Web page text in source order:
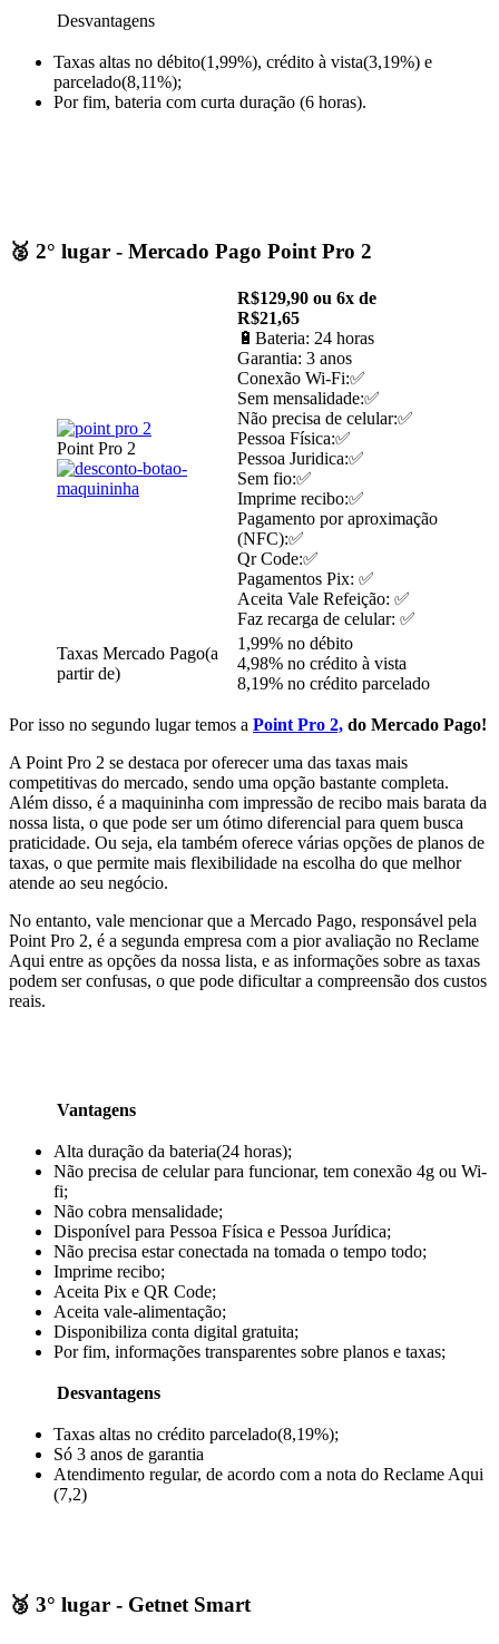
Desvantagens
Taxas altas no débito(1,99%), crédito à vista(3,19%) e
parcelado(8,11%);
Por fim, bateria com curta duração (6 horas).
🥈 2° lugar - Mercado Pago Point Pro 2
Point Pro 2
R$129,90 ou 6x de
R$21,65
🔋Bateria: 24 horas
Garantia: 3 anos
Conexão Wi-Fi:✅
Sem mensalidade:✅
Não precisa de celular:✅
Pessoa Física:✅
Pessoa Juridica:✅
Sem fio:✅
Imprime recibo:✅
Pagamento por aproximação
(NFC):✅
Qr Code:✅
Pagamentos Pix: ✅
Aceita Vale Refeição: ✅
Faz recarga de celular: ✅
Taxas Mercado Pago(a
partir de)
1,99% no débito
4,98% no crédito à vista
8,19% no crédito parcelado
Por isso no segundo lugar temos a Point Pro 2, do Mercado Pago!
A Point Pro 2 se destaca por oferecer uma das taxas mais
competitivas do mercado, sendo uma opção bastante completa.
Além disso, é a maquininha com impressão de recibo mais barata da
nossa lista, o que pode ser um ótimo diferencial para quem busca
praticidade. Ou seja, ela também oferece várias opções de planos de
taxas, o que permite mais flexibilidade na escolha do que melhor
atende ao seu negócio.
No entanto, vale mencionar que a Mercado Pago, responsável pela
Point Pro 2, é a segunda empresa com a pior avaliação no Reclame
Aqui entre as opções da nossa lista, e as informações sobre as taxas
podem ser confusas, o que pode dificultar a compreensão dos custos
reais.
Vantagens
Alta duração da bateria(24 horas);
Não precisa de celular para funcionar, tem conexão 4g ou Wi-
fi;
Não cobra mensalidade;
Disponível para Pessoa Física e Pessoa Jurídica;
Não precisa estar conectada na tomada o tempo todo;
Imprime recibo;
Aceita Pix e QR Code;
Aceita vale-alimentação;
Disponibiliza conta digital gratuita;
Por fim, informações transparentes sobre planos e taxas;
Desvantagens
Taxas altas no crédito parcelado(8,19%);
Só 3 anos de garantia
Atendimento regular, de acordo com a nota do Reclame Aqui
(7,2)
🥉 3° lugar - Getnet Smart